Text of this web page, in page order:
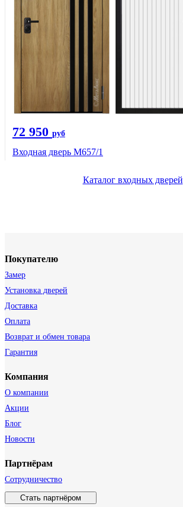
72 950 руб
Входная дверь М657/1
Каталог входных дверей
Покупателю
Замер
Установка дверей
Доставка
Оплата
Возврат и обмен товара
Гарантия
Компания
О компании
Акции
Блог
Новости
Партнёрам
Сотрудничество
Стать партнёром